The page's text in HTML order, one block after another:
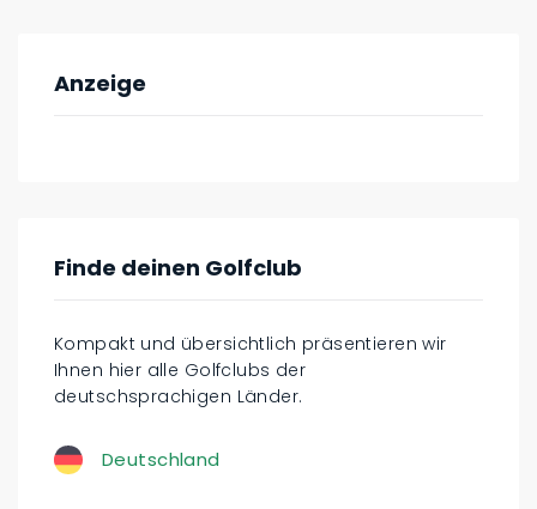
Anzeige
Finde deinen Golfclub
Kompakt und übersichtlich präsentieren wir
Ihnen hier alle Golfclubs der
deutschsprachigen Länder.
Deutschland